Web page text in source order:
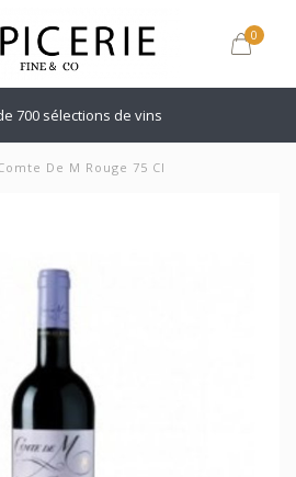
0
700 sélections de vins
De M Rouge 75 Cl